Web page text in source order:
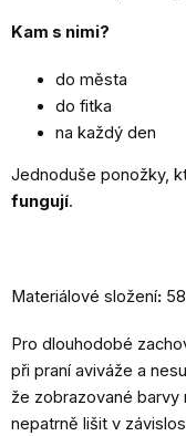
Kam s nimi?
do města
do fitka
na každý den
Jednoduše ponožky,
fungují.
Materiálové složení:
Pro dlouhodobé
při praní aviváže a
že zobrazované barvy
nepatrně lišit v